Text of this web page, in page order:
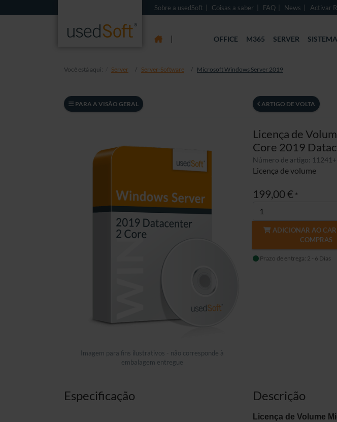
Sobre a usedSoft Coisas a saber FAQ News Activar
| OFFICE M365 SERVER
Você está aqui: Server Server-Software Microsoft Windows Server 2019
PARA A VISÃO GERAL ARTIGO DE VOLTA
Imagem para fins ilustrativos - não corresponde à
embalagem entregue
Licença de
Core 2019
Número de artigo:
Licença de volume
199,00 € *
ADICIONAR AO
COMPRAS
Prazo de entrega: 2 - 6 Dias
Descrição
Licença de Volume
Especificação